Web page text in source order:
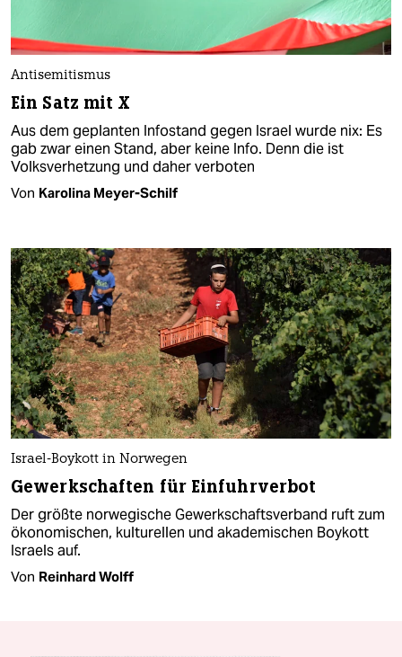
Antisemitismus
Ein Satz mit X
Aus dem geplanten Infostand gegen Israel wurde nix: Es
gab zwar einen Stand, aber keine Info. Denn die ist
Volksverhetzung und daher verboten
Von Karolina Meyer-Schilf
Israel-Boykott in Norwegen
Gewerkschaften für Einfuhrverbot
Der größte norwegische Gewerkschaftsverband ruft zum
ökonomischen, kulturellen und akademischen Boykott
Israels auf.
Von Reinhard Wolff